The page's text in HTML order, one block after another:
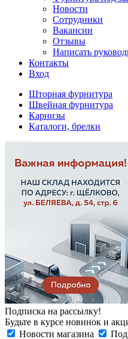
Новости
Сотрудники
Вакансии
Отзывы
Написать
Контакты
Вход
Шторная фурнитура
Швейная фурнитура
Карнизы
Каталоги, брелки
Подписка на рассылку!
Будьте в курсе новинок и
Новости магазина